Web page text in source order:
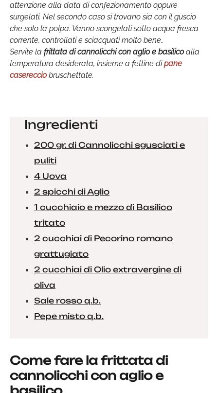
attenzione alla data di confezionamento oppure
surgelati. Nel secondo caso si trovano sia con il guscio
che solo la polpa. Vanno scongelati sotto acqua fresca
corrente, controllati e sciacquati molto bene..
Servite la frittata di cannolicchi con aglio e basilicoalla
temperatura desiderata, insieme a fettine dipane
caserecciobruschettate.
Ingredienti
200 gr. di Cannolicchi sgusciati e
puliti
4 Uova
2 spicchi di Aglio
1 cucchiaio e mezzo di Basilico
tritato
2 cucchiai di Pecorino romano
grattugiato
2 cucchiai di Olio extravergine di
oliva
Sale rosso q.b.
Pepe misto q.b.
Come fare la frittata di
cannolicchi con aglio e